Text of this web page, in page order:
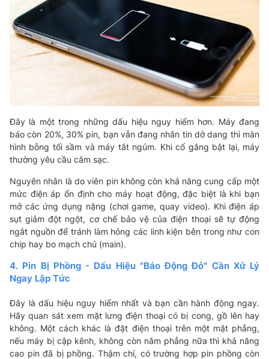
Đây là một trong những dấu hiệu nguy hiểm hơn. Máy đang
báo còn 20%, 30% pin, bạn vẫn đang nhắn tin dở dang thì màn
hình bỗng tối sầm và máy tắt ngúm. Khi cố gắng bật lại, máy
thường yêu cầu cắm sạc.
Nguyên nhân là do viên pin không còn khả năng cung cấp một
mức điện áp ổn định cho máy hoạt động, đặc biệt là khi bạn
mở các ứng dụng nặng (chơi game, quay video). Khi điện áp
sụt giảm đột ngột, cơ chế bảo vệ của điện thoại sẽ tự động
ngắt nguồn để tránh làm hỏng các linh kiện bên trong như con
chip hay bo mạch chủ (main).
4. Pin Bị Phồng - Dấu Hiệu "Báo Động Đỏ" Cần Xử Lý
Ngay Lập Tức
Đây là dấu hiệu nguy hiểm nhất và bạn cần hành động ngay.
Hãy quan sát xem mặt lưng điện thoại có bị cong, gồ lên hay
không. Một cách khác là đặt điện thoại trên một mặt phẳng,
nếu máy bị cập kênh, không còn nằm phẳng nữa thì khả năng
cao pin đã bị phồng. Thậm chí, có trường hợp pin phồng còn